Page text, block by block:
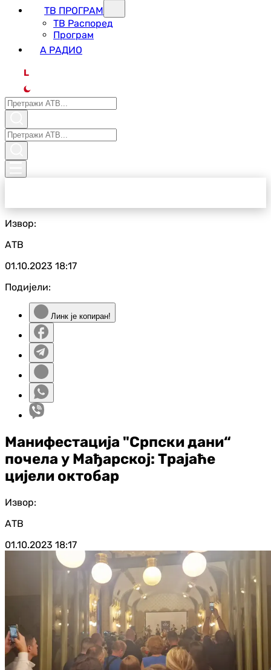
ТВ ПРОГРАМ
ТВ Распоред
Програм
А РАДИО
L
Извор:
АТВ
01.10.2023 18:17
Подијели:
Линк је копиран!
Манифестација "Српски дани“
почела у Мађарској: Трајаће
цијели октобар
Извор:
АТВ
01.10.2023 18:17